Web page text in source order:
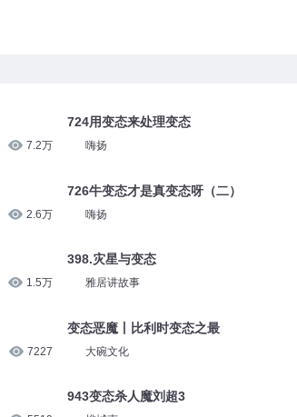
7.2万
2.6万
1.5万
7227
724用变态来处理变态
嗨扬
726牛变态才是真变态呀（二）
嗨扬
398.灾星与变态
雅居讲故事
变态恶魔丨比利时变态之最
大碗文化
943变态杀人魔刘超3